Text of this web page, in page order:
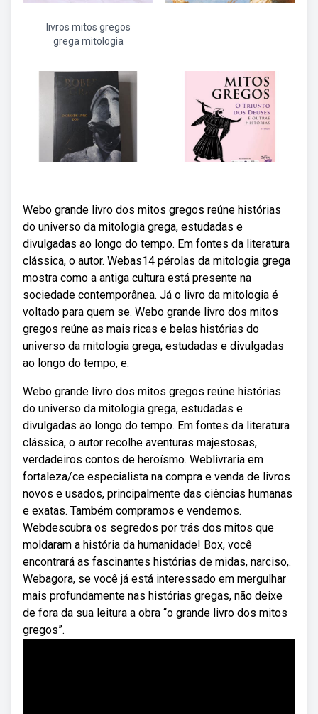
livros mitos gregos
grega mitologia
Webo grande livro dos mitos gregos reúne histórias
do universo da mitologia grega, estudadas e
divulgadas ao longo do tempo. Em fontes da literatura
clássica, o autor. Webas14 pérolas da mitologia grega
mostra como a antiga cultura está presente na
sociedade contemporânea. Já o livro da mitologia é
voltado para quem se. Webo grande livro dos mitos
gregos reúne as mais ricas e belas histórias do
universo da mitologia grega, estudadas e divulgadas
ao longo do tempo, e.
Webo grande livro dos mitos gregos reúne histórias
do universo da mitologia grega, estudadas e
divulgadas ao longo do tempo. Em fontes da literatura
clássica, o autor recolhe aventuras majestosas,
verdadeiros contos de heroísmo. Weblivraria em
fortaleza/ce especialista na compra e venda de livros
novos e usados, principalmente das ciências humanas
e exatas. Também compramos e vendemos.
Webdescubra os segredos por trás dos mitos que
moldaram a história da humanidade! Box, você
encontrará as fascinantes histórias de midas, narciso,.
Webagora, se você já está interessado em mergulhar
mais profundamente nas histórias gregas, não deixe
de fora da sua leitura a obra “o grande livro dos mitos
gregos”.